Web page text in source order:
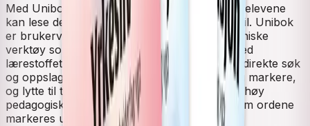
Med Unibok er læreboka alltid tilgjengelig, og elevene
kan lese den på alle digitale flater – også mobil. Unibok
er brukervennlig, og har flere gode studietekniske
verktøy som gjør at eleven kan jobbe godt med
lærestoffet i boka. I Unibok kan eleven gjøre direkte søk
og oppslag på ord i teksten, skrive notater og markere,
og lytte til teksten. Tekst-til-tale-funksjon har høy
pedagogisk verdi for lesesvake elever ettersom ordene
markeres under opplesing.